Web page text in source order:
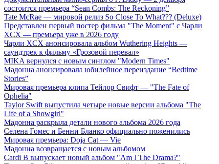
состоится премьера “Sean Combs: The Reckoning”
Tate McRae — мировой релиз So Close To What??? (Deluxe)
Представлен первый постер фильма "The Moment" с Чарли
XCX — премьера уже в 2026 году
Чарли XCX анонсировала альбом Wuthering Heights —
саундтрек к фильму «Грозовой перевал»
MIKA вернулся с новым синглом "Modern Times"
Мадонна анонсировала юбилейное переиздание “Bedtime
Stories”
Мировая премьера клипа Тейлор Свифт — "The Fate of
Ophelia"
Taylor Swift выпустила четыре новые версии альбома "The
Life of a Showgirl"
Мадонна раскрыла детали нового альбома 2026 года
Селена Гомес и Бенни Бланко официально поженились
Мировая премьера: Doja Cat — Vie
Мадонна возвращается с новым альбомом
Cardi B выпускает новый альбом "Am I The Drama?"